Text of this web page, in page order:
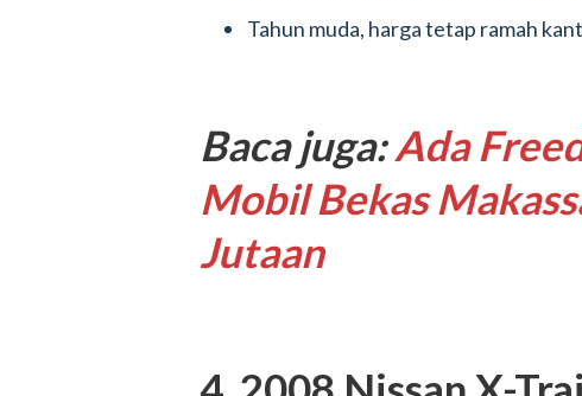
Tahun muda, harga tetap ramah
Baca juga:Ada
Mobil Bekas
Jutaan